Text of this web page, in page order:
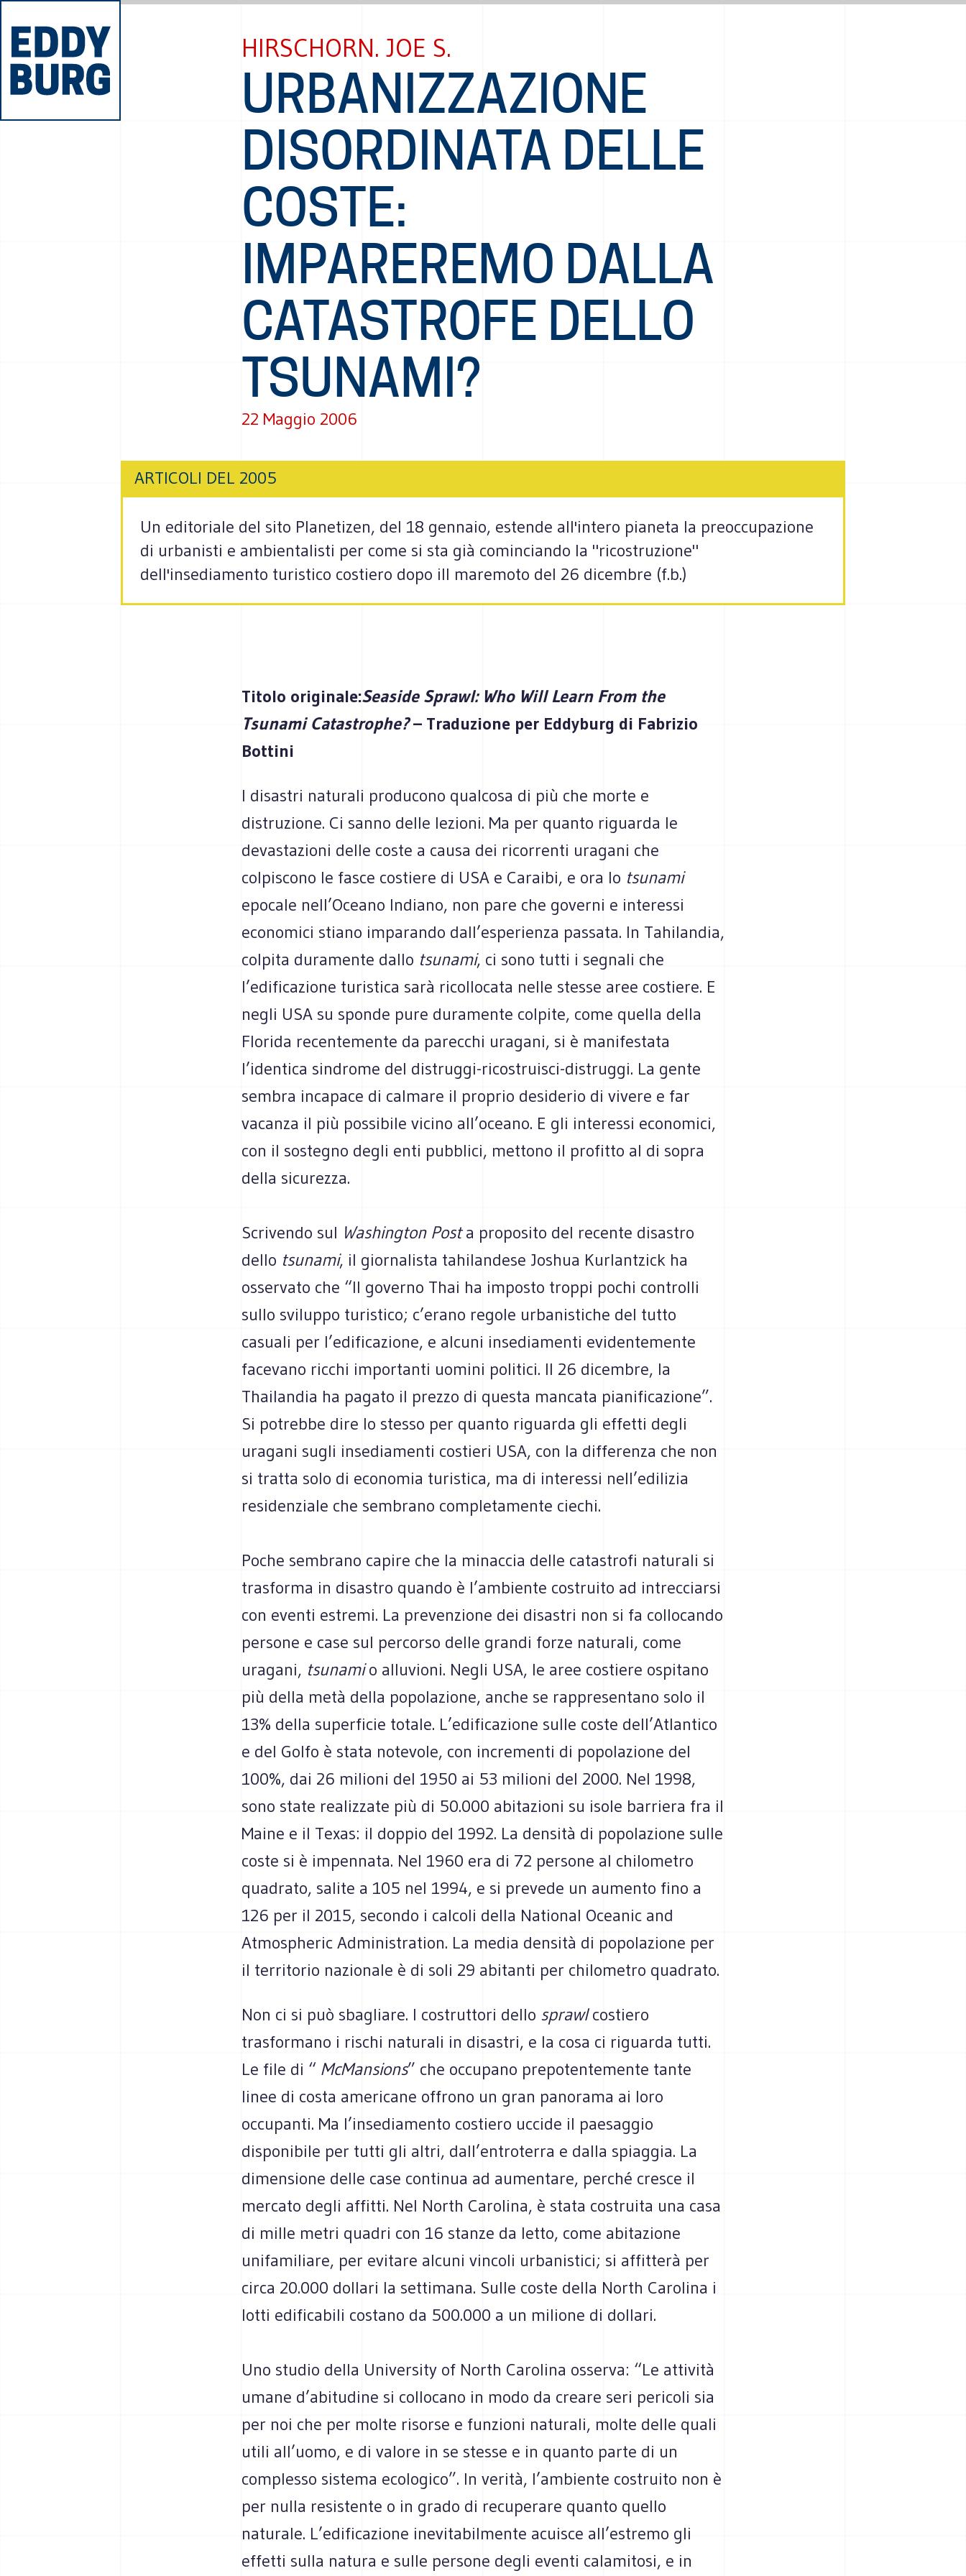
HIRSCHORN. JOE S.
URBANIZZAZIONE
DISORDINATA DELLE
COSTE:
IMPAREREMO DALLA
CATASTROFE DELLO
TSUNAMI?
22 Maggio 2006
ARTICOLI DEL 2005
Un editoriale del sito Planetizen, del 18 gennaio, estende all'intero pianeta la preoccupazione
di urbanisti e ambientalisti per come si sta già cominciando la "ricostruzione"
dell'insediamento turistico costiero dopo ill maremoto del 26 dicembre (f.b.)
Titolo originale:Seaside Sprawl: Who Will Learn From the
Tsunami Catastrophe?– Traduzione per Eddyburg di Fabrizio
Bottini
I disastri naturali producono qualcosa di più che morte e
distruzione. Ci sanno delle lezioni. Ma per quanto riguarda le
devastazioni delle coste a causa dei ricorrenti uragani che
colpiscono le fasce costiere di USA e Caraibi, e ora lo tsunami
epocale nell’Oceano Indiano, non pare che governi e interessi
economici stiano imparando dall’esperienza passata. In Tahilandia,
colpita duramente dallo tsunami, ci sono tutti i segnali che
l’edificazione turistica sarà ricollocata nelle stesse aree costiere. E
negli USA su sponde pure duramente colpite, come quella della
Florida recentemente da parecchi uragani, si è manifestata
l’identica sindrome del distruggi-ricostruisci-distruggi. La gente
sembra incapace di calmare il proprio desiderio di vivere e far
vacanza il più possibile vicino all’oceano. E gli interessi economici,
con il sostegno degli enti pubblici, mettono il profitto al di sopra
della sicurezza.
Scrivendo sul Washington Posta proposito del recente disastro
dello tsunami, il giornalista tahilandese Joshua Kurlantzick ha
osservato che “Il governo Thai ha imposto troppi pochi controlli
sullo sviluppo turistico; c’erano regole urbanistiche del tutto
casuali per l’edificazione, e alcuni insediamenti evidentemente
facevano ricchi importanti uomini politici. Il 26 dicembre, la
Thailandia ha pagato il prezzo di questa mancata pianificazione”.
Si potrebbe dire lo stesso per quanto riguarda gli effetti degli
uragani sugli insediamenti costieri USA, con la differenza che non
si tratta solo di economia turistica, ma di interessi nell’edilizia
residenziale che sembrano completamente ciechi.
Poche sembrano capire che la minaccia delle catastrofi naturali si
trasforma in disastro quando è l’ambiente costruito ad intrecciarsi
con eventi estremi. La prevenzione dei disastri non si fa collocando
persone e case sul percorso delle grandi forze naturali, come
uragani, tsunamio alluvioni. Negli USA, le aree costiere ospitano
più della metà della popolazione, anche se rappresentano solo il
13% della superficie totale. L’edificazione sulle coste dell’Atlantico
e del Golfo è stata notevole, con incrementi di popolazione del
100%, dai 26 milioni del 1950 ai 53 milioni del 2000. Nel 1998,
sono state realizzate più di 50.000 abitazioni su isole barriera fra il
Maine e il Texas: il doppio del 1992. La densità di popolazione sulle
coste si è impennata. Nel 1960 era di 72 persone al chilometro
quadrato, salite a 105 nel 1994, e si prevede un aumento fino a
126 per il 2015, secondo i calcoli della National Oceanic and
Atmospheric Administration. La media densità di popolazione per
il territorio nazionale è di soli 29 abitanti per chilometro quadrato.
Non ci si può sbagliare. I costruttori dello sprawlcostiero
trasformano i rischi naturali in disastri, e la cosa ci riguarda tutti.
Le file di “ McMansions” che occupano prepotentemente tante
linee di costa americane offrono un gran panorama ai loro
occupanti. Ma l’insediamento costiero uccide il paesaggio
disponibile per tutti gli altri, dall’entroterra e dalla spiaggia. La
dimensione delle case continua ad aumentare, perché cresce il
mercato degli affitti. Nel North Carolina, è stata costruita una casa
di mille metri quadri con 16 stanze da letto, come abitazione
unifamiliare, per evitare alcuni vincoli urbanistici; si affitterà per
circa 20.000 dollari la settimana. Sulle coste della North Carolina i
lotti edificabili costano da 500.000 a un milione di dollari.
Uno studio della University of North Carolina osserva: “Le attività
umane d’abitudine si collocano in modo da creare seri pericoli sia
per noi che per molte risorse e funzioni naturali, molte delle quali
utili all’uomo, e di valore in se stesse e in quanto parte di un
complesso sistema ecologico”. In verità, l’ambiente costruito non è
per nulla resistente o in grado di recuperare quanto quello
naturale. L’edificazione inevitabilmente acuisce all’estremo gli
effetti sulla natura e sulle persone degli eventi calamitosi, e in